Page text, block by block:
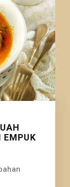
EMPUK